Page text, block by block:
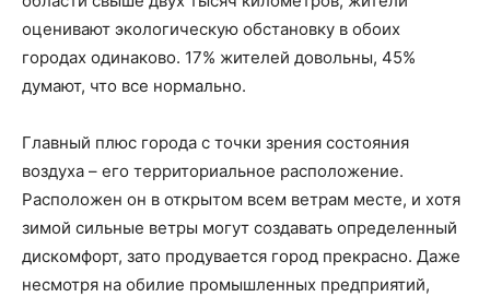
оценивают экологическую обстановку в обоих
городах одинаково. 17% жителей довольны, 45%
думают, что все нормально.
Главный плюс города с точки зрения состояния
воздуха – его территориальное расположение.
Расположен он в открытом всем ветрам месте, и хотя
зимой сильные ветры могут создавать определенный
дискомфорт, зато продувается город прекрасно. Даже
несмотря на обилие промышленных предприятий,